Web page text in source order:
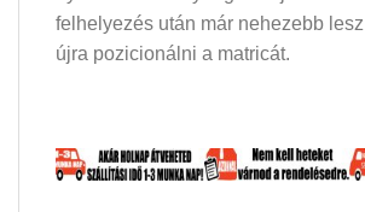
felhelyezés után már nehezebb
újra pozicionálni a matricát.